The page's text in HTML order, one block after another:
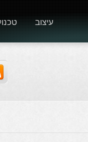
עיצוב